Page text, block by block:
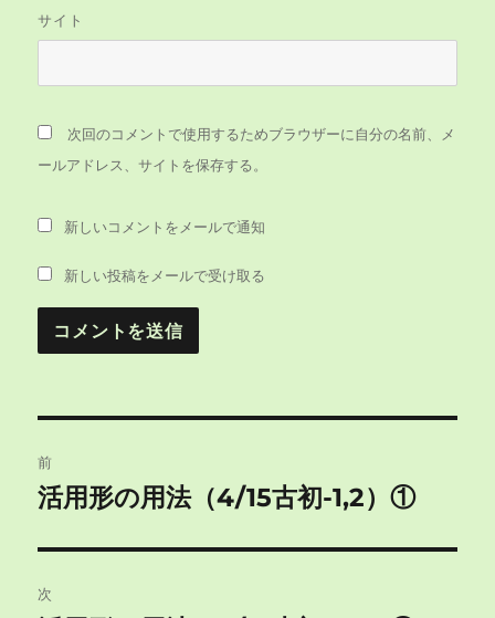
サイト
次回のコメントで使用するためブラウザーに自分の名前、メ
ールアドレス、サイトを保存する。
新しいコメントをメールで通知
新しい投稿をメールで受け取る
稿
ビ
前
前
投
稿:
活用形の用法（4/15古初-1,2）①
次